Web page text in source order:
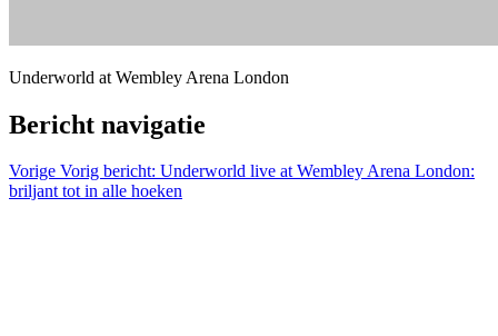
Underworld at Wembley Arena London
Bericht navigatie
Vorige Vorig bericht: Underworld live at Wembley Arena London:
briljant tot in alle hoeken